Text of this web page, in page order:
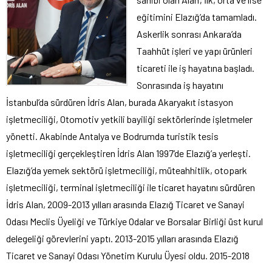
eğitimini Elazığ’da tamamladı.
Askerlik sonrası Ankara’da
Taahhüt işleri ve yapı ürünleri
ticareti ile iş hayatına başladı.
Sonrasında iş hayatını
İstanbul’da sürdüren İdris Alan, burada Akaryakıt istasyon
işletmeciliği, Otomotiv yetkili bayiliği sektörlerinde işletmeler
yönetti. Akabinde Antalya ve Bodrumda turistik tesis
işletmeciliği gerçekleştiren İdris Alan 1997’de Elazığ’a yerleşti.
Elazığ’da yemek sektörü işletmeciliği, müteahhitlik, otopark
işletmeciliği, terminal işletmeciliği ile ticaret hayatını sürdüren
İdris Alan, 2009-2013 yılları arasında Elazığ Ticaret ve Sanayi
Odası Meclis Üyeliği ve Türkiye Odalar ve Borsalar Birliği üst kurul
delegeliği görevlerini yaptı. 2013-2015 yılları arasında Elazığ
Ticaret ve Sanayi Odası Yönetim Kurulu Üyesi oldu. 2015-2018